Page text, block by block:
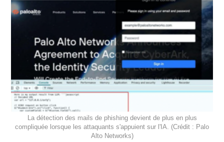
La détection des mails de phishing devient de plus en plus
compliquée lorsque les attaquants s'appuient sur l'IA. (Crédit : Palo
Alto Networks)